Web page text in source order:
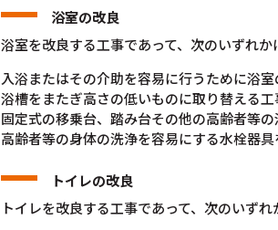
浴室の改良
浴室を改良する工事であって、次のいずれか
入浴またはその介助を容易に行うために浴
浴槽をまたぎ高さの低いものに取り替える工
固定式の移乗台、踏み台その他の高齢者等
高齢者等の身体の洗浄を容易にする水栓器
トイレの改良
トイレを改良する工事であって、次のいず